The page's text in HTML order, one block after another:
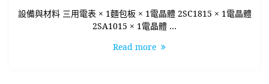
設備與材料 三用電表 × 1麵包板 × 1電晶體 2SC1815 × 1電晶體
2SA1015 × 1電晶體 …
Read more